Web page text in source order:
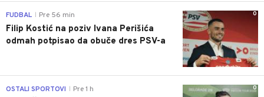
0
FUDBAL Pre 56 min
Filip Kostić na poziv Ivana Perišića
odmah potpisao da obuče dres PSV-a
0
OSTALI SPORTOVI Pre 1 h